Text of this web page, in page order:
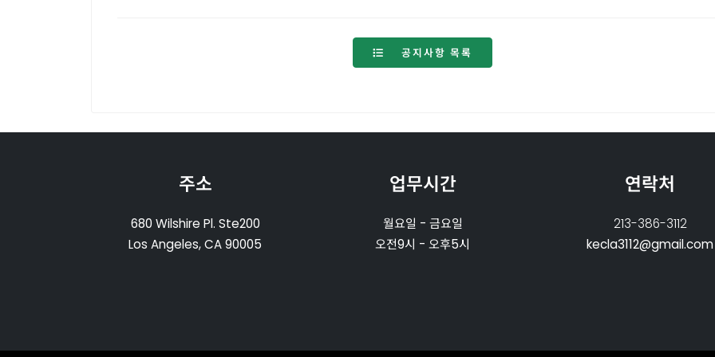
공지사항 목록
주소
680 Wilshire Pl. Ste200
Los Angeles, CA 90005
업무시간
월요일 - 금요일
오전9시 - 오후5시
연락처
213-386-3112
kecla3112@gmail.com